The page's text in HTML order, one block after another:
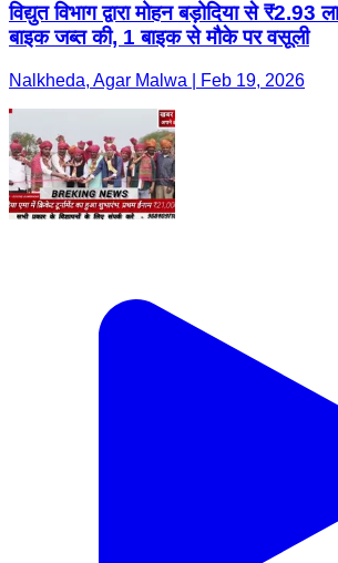
विद्युत विभाग द्वारा मोहन बड़ोदिया से ₹2.93
बाइक जब्त की, 1 बाइक से मौके पर वसूली
Nalkheda, Agar Malwa | Feb 19, 2026